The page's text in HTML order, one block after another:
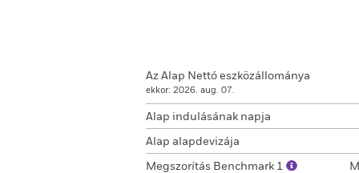
Az Alap Nettó eszközállománya
ekkor: 2026. aug. 07.
Alap indulásának napja
Alap alapdevizája
Megszorítás Benchmark 1